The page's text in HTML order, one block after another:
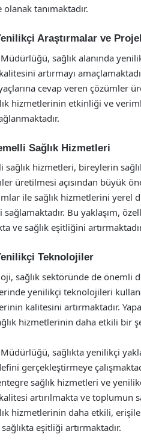
tanımaktadır.
Araştırmalar ve
sağlık alanında
artırmayı
cevap veren çözümler
hizmetlerinin etkinliği ve
Sağlık Hizmetleri
sağlık hizmetleri, bireylerin
üretilmesi açısından büyük
ile sağlık hizmetlerini yerel
Bu yaklaşım,
ve sağlık eşitliğini
Teknolojiler
sağlık sektöründe de önemli
yenilikçi teknolojileri
kalitesini artırmaktadır.
hizmetlerinin daha etkili bir
sağlıkta yenilikçi
gerçekleştirmeye
sağlık hizmetleri ve
artırılmakta ve toplumun
hizmetlerinin daha etkili,
eşitliği artırmaktadır.